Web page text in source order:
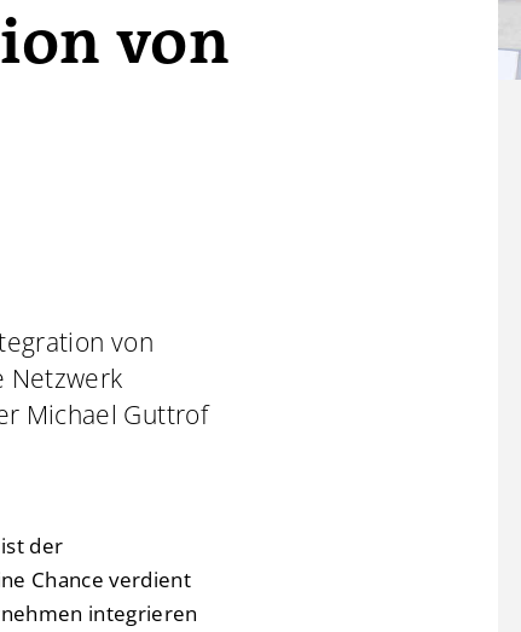
von
von
Netzwerk
Michael Guttrof
der
Chance verdient
integrieren